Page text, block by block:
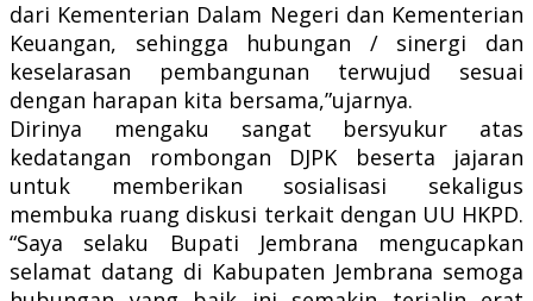
dari Kementerian Dalam Negeri dan Kementerian
Keuangan, sehingga hubungan / sinergi dan
keselarasan pembangunan terwujud sesuai
dengan harapan kita bersama,”ujarnya.
Dirinya mengaku sangat bersyukur atas
kedatangan rombongan DJPK beserta jajaran
untuk memberikan sosialisasi sekaligus
membuka ruang diskusi terkait dengan UU HKPD.
“Saya selaku Bupati Jembrana mengucapkan
selamat datang di Kabupaten Jembrana semoga